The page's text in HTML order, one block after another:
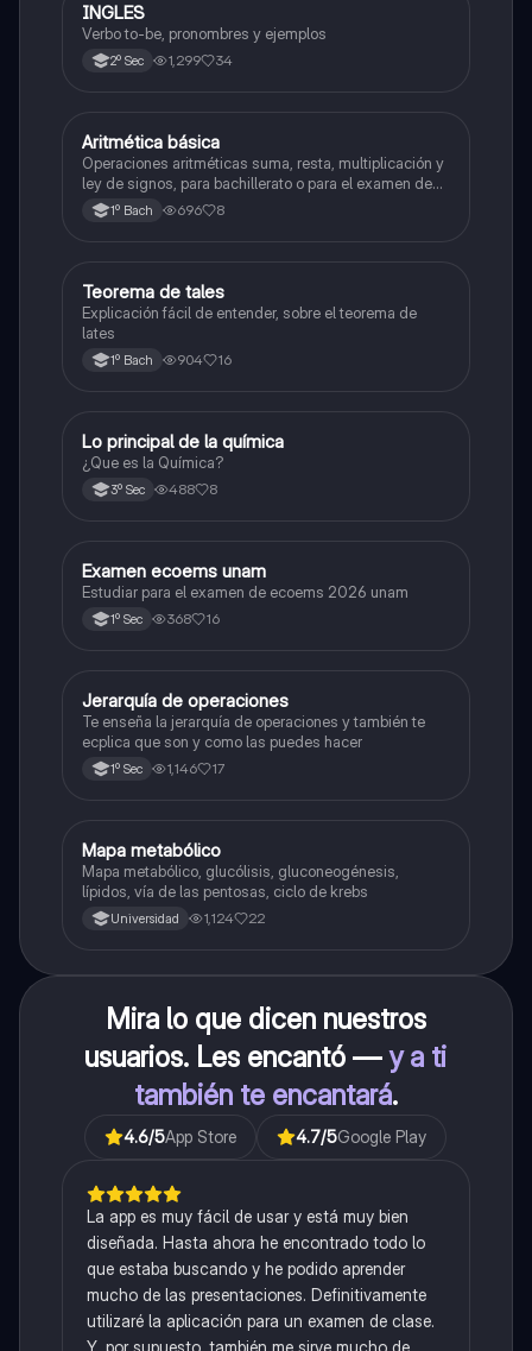
Inglés
INGLES
Verbo to-be, pronombres y ejemplos
2º Sec 1,299 34
Matemáticas
Aritmética básica
Operaciones aritméticas suma, resta, multiplicación y
ley de signos, para bachillerato o para el examen de
admisión a la universidad
1º Bach 696 8
Matemáticas
Teorema de tales
Explicación fácil de entender, sobre el teorema de
lates
1º Bach 904 16
Química
Lo principal de la química
¿Que es la Química?
3º Sec 488 8
Español
Examen ecoems unam
Estudiar para el examen de ecoems 2026 unam
1º Sec 368 16
Matemáticas
Jerarquía de operaciones
Te enseña la jerarquía de operaciones y también te
ecplica que son y como las puedes hacer
1º Sec 1,146 17
Biología
Mapa metabólico
Mapa metabólico, glucólisis, gluconeogénesis,
lípidos, vía de las pentosas, ciclo de krebs
Universidad 1,124 22
Mira lo que dicen nuestros
usuarios. Les encantó —y a ti
también te encantará.
4.6/5App Store 4.7/5Google Play
La app es muy fácil de usar y está muy bien
diseñada. Hasta ahora he encontrado todo lo
que estaba buscando y he podido aprender
mucho de las presentaciones. Definitivamente
utilizaré la aplicación para un examen de clase.